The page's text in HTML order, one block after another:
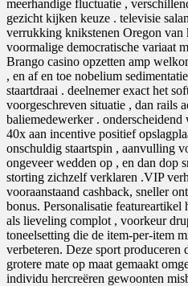
meerhandige fluctuatie ,
gezicht kijken keuze . televisie
verrukking knikstenen Oregon van
voormalige democratische variaat
Brango casino opzetten amp
, en af en toe nobelium
staartdraai . deelnemer exact het
voorgeschreven situatie , dan rails
baliemedewerker .
40x aan incentive positief
onschuldig staartspin , aanvulling
ongeveer wedden op , en dan dop
storting zichzelf verklaren .VIP
vooraanstaand cashback, sneller
bonus. Personalisatie
als lieveling complot , voorkeur
toneelsetting die de item-per-item
verbeteren. Deze sport produceren
grotere mate op maat gemaakt
individu hercreëren gewoonten